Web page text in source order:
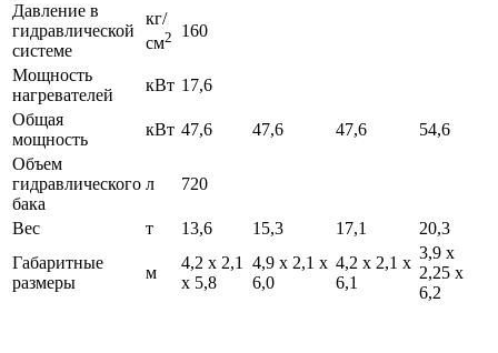
Давление в
гидравлической
системе
кг/
см2 160
Мощность
нагревателей
кВт 17,6
Общая
мощность
кВт 47,6 47,6 47,6
54,6
Объем
гидравлического
бака
л 720
Вес т 13,6 15,3 17,1
20,3
Габаритные
размеры
м
4,2 х 2,1
х 5,8
4,9 х 2,1 х
6,0
4,2 х 2,1 х
6,1
3,9 х
2,25 х
6,2